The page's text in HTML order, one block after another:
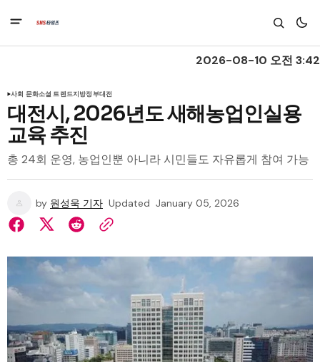
2026-08-10 오전 3:42
사회 문화소셜 트렌드지방정부대전
대전시, 2026년도 새해농업인실용
교육 추진
총 24회 운영, 농업인뿐 아니라 시민들도 자유롭게 참여 가능
by 원성욱 기자 Updated January 05, 2026